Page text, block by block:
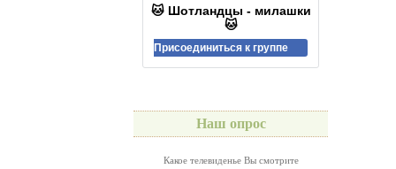
🐱 Шотландцы - милашки
🐱
Присоединиться к группе
Наш опрос
Какое телевиденье Вы смотрите